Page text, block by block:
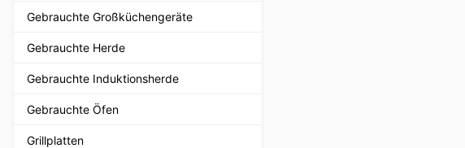
Gebrauchte Großküchengeräte
Gebrauchte Herde
Gebrauchte Induktionsherde
Gebrauchte Öfen
Grillplatten